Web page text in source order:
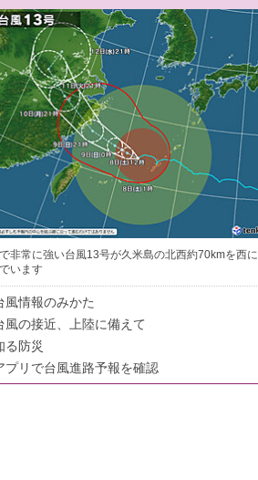
非常に強い台風13号が久米島の北西約70kmを西に
います
風情報のみかた
風の接近、上陸に備えて
る防災
プリで台風進路予報を確認